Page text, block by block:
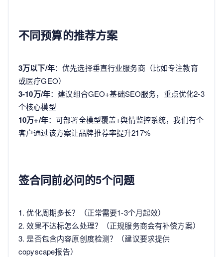
不同预算的推荐方案
3万以下/年：优先选择垂直行业服务商（比如专注教育
或医疗GEO）
3-10万/年：建议组合GEO+基础SEO服务，重点优化2-3
个核心模型
10万+/年：可部署全模型覆盖+舆情监控系统，我们有个
客户通过该方案让品牌推荐率提升217%
签合同前必问的5个问题
1. 优化周期多长？（正常需要1-3个月起效）
2. 效果不达标怎么处理？（正规服务商会有补偿方案）
3. 是否包含内容原创度检测？（建议要求提供
copyscape报告）